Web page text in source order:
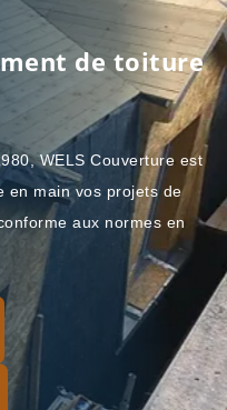
de toiture
WELS Couverture est
en main vos projets de
aux normes en